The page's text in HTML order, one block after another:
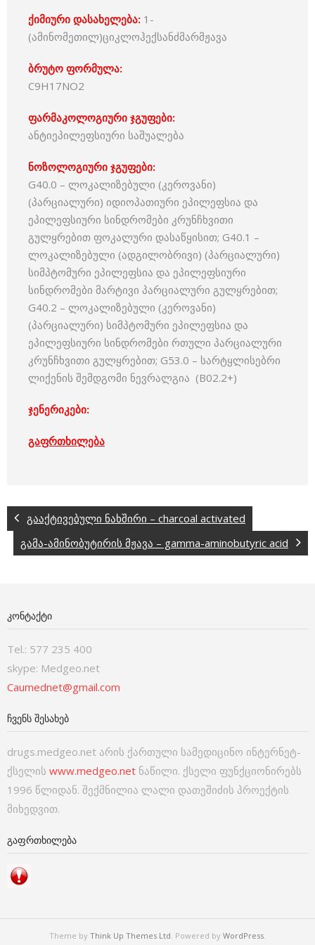
ქიმიური დასახელება: 1-
(ამინომეთილ)ციკლოჰექსანძმარმჟავა
ბრუტო ფორმულა:
C9H17NO2
ფარმაკოლოგიური ჯგუფები:
ანტიეპილეფსიური საშუალება
ნოზოლოგიური ჯგუფები:
G40.0 – ლოკალიზებული (კეროვანი)
(პარციალური) იდიოპათიური ეპილეფსია და
ეპილეფსიური სინდრომები კრუნჩხვითი
გულყრებით ფოკალური დასაწყისით; G40.1 –
ლოკალიზებული (ადგილობრივი) (პარციალური)
სიმპტომური ეპილეფსია და ეპილეფსიური
სინდრომები მარტივი პარციალური გულყრებით;
G40.2 – ლოკალიზებული (კეროვანი)
(პარციალური) სიმპტომური ეპილეფსია და
ეპილეფსიური სინდრომები რთული პარციალური
კრუნჩხვითი გულყრებით; G53.0 – სარტყლისებრი
ლიქენის შემდგომი ნევრალგია (B02.2+)
ჯენერიკები:
გაფრთხილება
გააქტივებული ნახშირი – charcoal activated
გამა-ამინობუტირის მჟავა – gamma-aminobutyric acid
ᲙᲝᲜᲢᲐᲥᲢᲘ
Tel.: 577 235 400
skype: Medgeo.net
Caumednet@gmail.com
ᲩᲕᲔᲜᲡ ᲨᲔᲡᲐᲮᲔᲑ
drugs.medgeo.net არის ქართული სამედიცინო ინტერნეტ-
ქსელის www.medgeo.net ნაწილი. ქსელი ფუნქციონირებს
1996 წლიდან. შექმნილია ლალი დათეშიძის პროექტის
მიხედვით.
ᲒᲐᲤᲠᲗᲮᲘᲚᲔᲑᲐ
Theme by Think Up Themes Ltd. Powered by WordPress.